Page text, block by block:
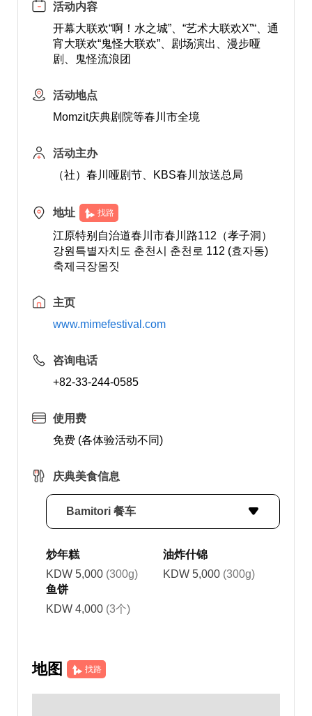
活动内容
开幕大联欢“啊！水之城”、“艺术大联欢X”“、通
宵大联欢“鬼怪大联欢”、剧场演出、漫步哑
剧、鬼怪流浪团
活动地点
Momzit庆典剧院等春川市全境
活动主办
（社）春川哑剧节、KBS春川放送总局
地址 找路
江原特别自治道春川市春川路112（孝子洞）
강원특별자치도 춘천시 춘천로 112 (효자동)
축제극장몸짓
主页
www.mimefestival.com
咨询电话
+82-33-244-0585
使用费
免费 (各体验活动不同)
庆典美食信息
Bamitori 餐车
炒年糕
KDW 5,000 (300g)
油炸什锦
KDW 5,000 (300g)
鱼饼
KDW 4,000 (3个)
地图 找路